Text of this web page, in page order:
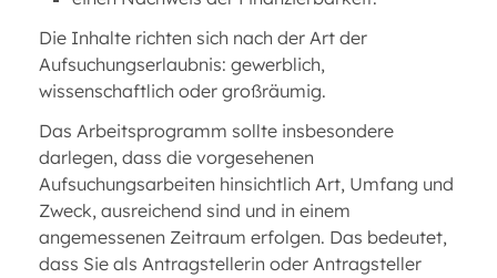
Die Inhalte richten sich nach der Art der
Aufsuchungserlaubnis: gewerblich,
wissenschaftlich oder großräumig.
Das Arbeitsprogramm sollte insbesondere
darlegen, dass die vorgesehenen
Aufsuchungsarbeiten hinsichtlich Art, Umfang und
Zweck, ausreichend sind und in einem
angemessenen Zeitraum erfolgen. Das bedeutet,
dass Sie als Antragstellerin oder Antragsteller